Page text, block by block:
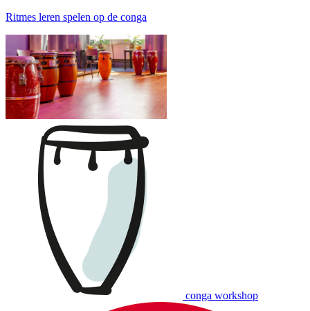
Ritmes leren spelen op de conga
conga workshop